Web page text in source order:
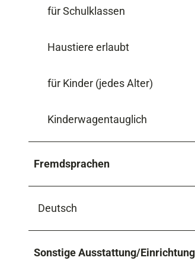
für Schulklassen
Haustiere erlaubt
für Kinder (jedes Alter)
Kinderwagentauglich
Fremdsprachen
Deutsch
Sonstige Ausstattung/Einrichtung